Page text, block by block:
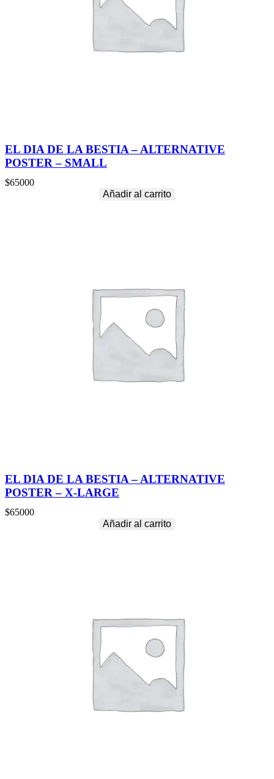
EL DIA DE LA BESTIA – ALTERNATIVE
POSTER – SMALL
$65000
Añadir al carrito
EL DIA DE LA BESTIA – ALTERNATIVE
POSTER – X-LARGE
$65000
Añadir al carrito